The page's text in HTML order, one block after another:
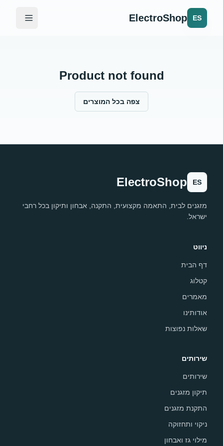
ES
ElectroShop
Product not found
צפה בכל המוצרים
ES
ElectroShop
מזגנים לבית, התאמה מקצועית, התקנה, אבחון ותיקון בכל רחבי
ישראל.
ניווט
דף הבית
קטלוג
מאמרים
אודותינו
שאלות נפוצות
שירותים
שירותים
תיקון מזגנים
התקנת מזגנים
ניקוי ותחזוקה
מילוי גז ואבחון